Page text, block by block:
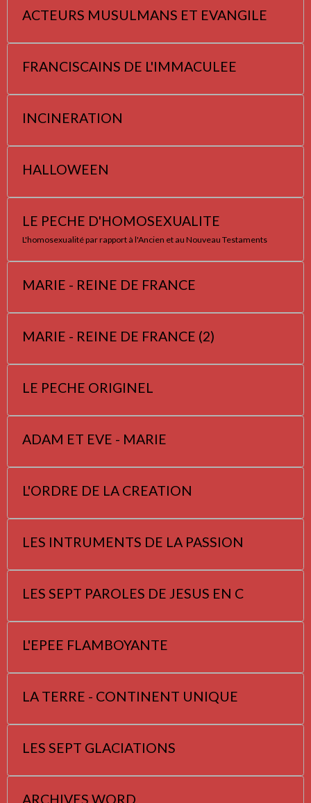
ACTEURS MUSULMANS ET EVANGILE
FRANCISCAINS DE L'IMMACULEE
INCINERATION
HALLOWEEN
LE PECHE D'HOMOSEXUALITE
L'homosexualité par rapport à l'Ancien et au Nouveau Testaments
MARIE - REINE DE FRANCE
MARIE - REINE DE FRANCE (2)
LE PECHE ORIGINEL
ADAM ET EVE - MARIE
L'ORDRE DE LA CREATION
LES INTRUMENTS DE LA PASSION
LES SEPT PAROLES DE JESUS EN C
L'EPEE FLAMBOYANTE
LA TERRE - CONTINENT UNIQUE
LES SEPT GLACIATIONS
ARCHIVES WORD